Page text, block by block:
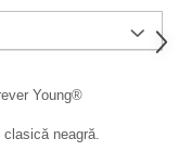
Young®
clasică neagră.